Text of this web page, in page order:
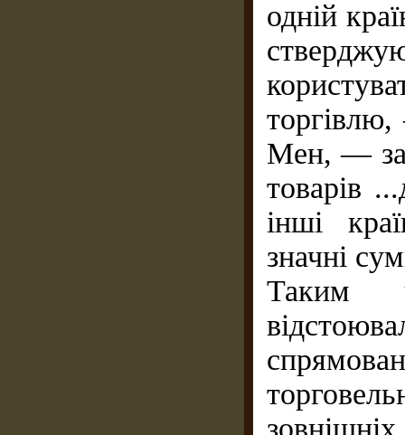
одній
Мен, —
товарів
інші
значні
Таким